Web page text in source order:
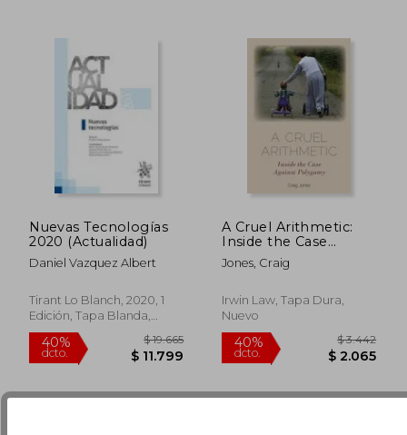
$ 1.540
Nuevas Tecnologías
2020 (Actualidad)
Daniel Vazquez Albert
Tirant Lo Blanch, 2020, 1
Edición, Tapa Blanda,
Usado
A Cruel Arithmetic:
Inside the Case
Against Polygamy (en
Inglés)
Jones, Craig
Irwin Law, Tapa Dura,
Nuevo